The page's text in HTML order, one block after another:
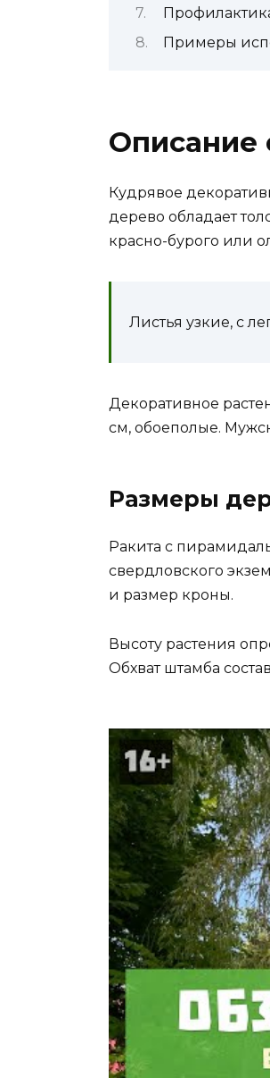
Примеры
Описание
Кудрявое
дерево обладает
красно-бурого или
Листья узкие, с
Декоративное
см, обоеполые.
Размеры
Ракита с
свердловского
и размер кроны.
Высоту растения
Обхват штамба